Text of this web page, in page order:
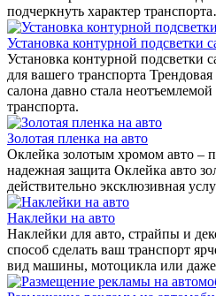
подчеркнуть характер
Установка контурной подсветки
Установка контурной подсветки
для вашего транспорта
салона давно стала
транспорта.
Золотая пленка на авто
Оклейка золотым хромом авто –
надежная защита Оклейка авто
действительно эксклюзивная
Наклейки на авто
Наклейки для авто, страйпы и
способ сделать ваш транспорт
вид машины, мотоцикла или